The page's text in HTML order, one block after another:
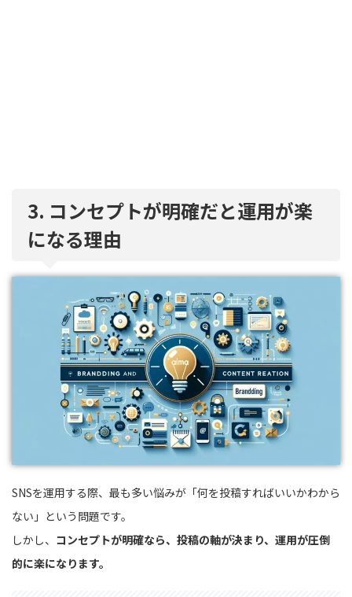
3. コンセプトが明確だと運用が楽
になる理由
SNSを運用する際、最も多い悩みが「何を投稿すればいいかわから
ない」という問題です。
しかし、 コンセプトが明確なら、投稿の軸が決まり、運用が圧倒
的に楽になります。